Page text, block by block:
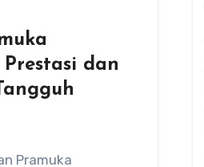
dan
Pramuka